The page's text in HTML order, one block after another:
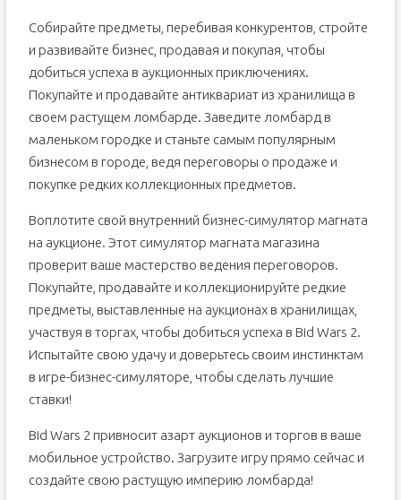
Собирайте предметы, перебивая конкурентов, стройте
и развивайте бизнес, продавая и покупая, чтобы
добиться успеха в аукционных приключениях.
Покупайте и продавайте антиквариат из хранилища в
своем растущем ломбарде. Заведите ломбард в
маленьком городке и станьте самым популярным
бизнесом в городе, ведя переговоры о продаже и
покупке редких коллекционных предметов.
Воплотите свой внутренний бизнес-симулятор магната
на аукционе. Этот симулятор магната магазина
проверит ваше мастерство ведения переговоров.
Покупайте, продавайте и коллекционируйте редкие
предметы, выставленные на аукционах в хранилищах,
участвуя в торгах, чтобы добиться успеха в Bid Wars 2.
Испытайте свою удачу и доверьтесь своим инстинктам
в игре-бизнес-симуляторе, чтобы сделать лучшие
ставки!
Bid Wars 2 привносит азарт аукционов и торгов в ваше
мобильное устройство. Загрузите игру прямо сейчас и
создайте свою растущую империю ломбарда!